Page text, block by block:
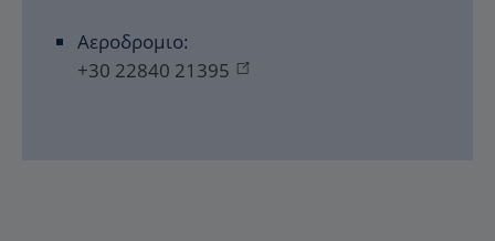
Αεροδρομιο:
+30 22840 21395